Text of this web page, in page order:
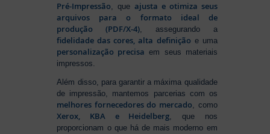
Pré-Impressão , queajusta e otimiza seus
arquivos para o formato ideal de
produção (PDF/X-4) , assegurando a
fidelidade das cores, alta definição e uma
personalização precisa em seus materiais
impressos.
Além disso, para garantir a máxima qualidade
de impressão, mantemos parcerias com os
melhores fornecedores do mercado, como
Xerox, KBA e Heidelberg, que nos
proporcionam o que há de mais moderno em